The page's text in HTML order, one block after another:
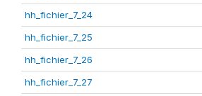
hh_fichier_7_24
hh_fichier_7_25
hh_fichier_7_26
hh_fichier_7_27